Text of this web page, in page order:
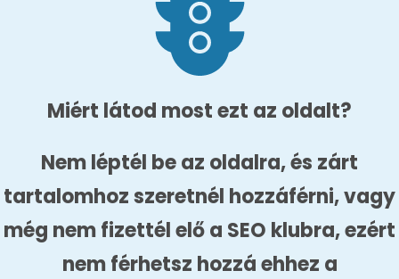
Miért látod most ezt az oldalt?
Nem léptél be az oldalra, és zárt
tartalomhoz szeretnél hozzáférni, vagy
még nem fizettél elő a SEO klubra, ezért
nem férhetsz hozzá ehhez a